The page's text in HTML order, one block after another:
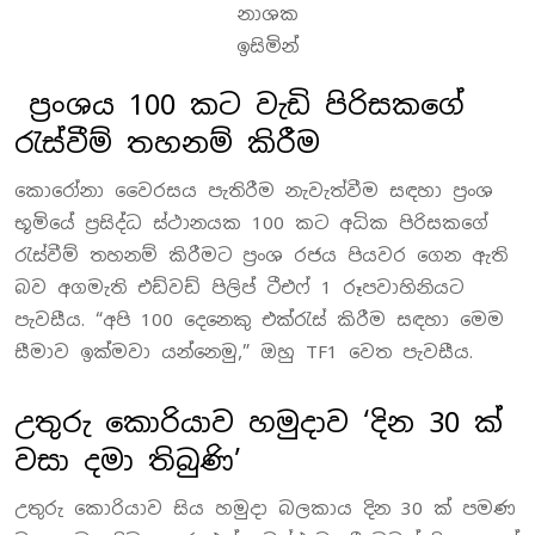
නාශක
ඉසිමින්
ප්‍රංශය 100 කට වැඩි පිරිසකගේ
රැස්වීම් තහනම් කිරීම
කොරෝනා වෛරසය පැතිරීම නැවැත්වීම සඳහා ප්‍රංශ
භූමියේ ප්‍රසිද්ධ ස්ථානයක 100 කට අධික පිරිසකගේ
රැස්වීම් තහනම් කිරීමට ප්‍රංශ රජය පියවර ගෙන ඇති
බව අගමැති එඩ්වඩ් පිලිප් ටීඑෆ් 1 රූපවාහිනියට
පැවසීය. “අපි 100 දෙනෙකු එක්රැස් කිරීම සඳහා මෙම
සීමාව ඉක්මවා යන්නෙමු,” ඔහු TF1 වෙත පැවසීය.
උතුරු කොරියාව හමුදාව ‘දින 30 ක්
වසා දමා තිබුණි’
උතුරු කොරියාව සිය හමුදා බලකාය දින 30 ක් පමණ